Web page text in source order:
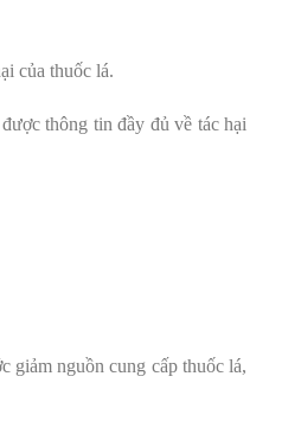
của thuốc lá.
thông tin đầy đủ về tác hại
giảm nguồn cung cấp thuốc lá,